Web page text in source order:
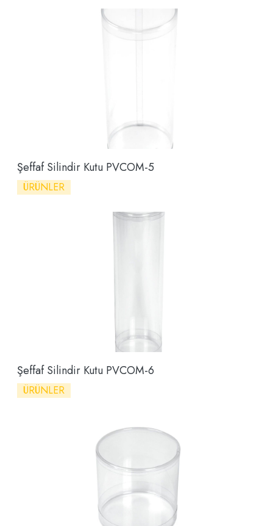
Şeffaf Silindir Kutu PVCOM-5
ÜRÜNLER
Şeffaf Silindir Kutu PVCOM-6
ÜRÜNLER